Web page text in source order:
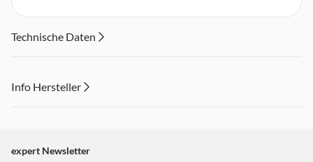
Unterstützt Ethernet mit bis zu 100Mbps via HDMI
Technische Daten
Info Hersteller
"Marketing".
expert Newsletter